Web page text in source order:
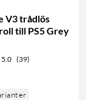
V3 trådlös
till PS5 Grey
5.0 (39)